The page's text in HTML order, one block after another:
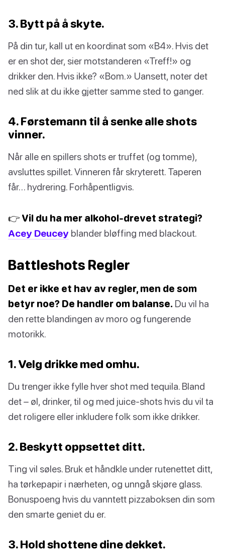
3. Bytt på å skyte.
På din tur, kall ut en koordinat som «B4». Hvis det
er en shot der, sier motstanderen «Treff!» og
drikker den. Hvis ikke? «Bom.» Uansett, noter det
ned slik at du ikke gjetter samme sted to ganger.
4. Førstemann til å senke alle shots
vinner.
Når alle en spillers shots er truffet (og tomme),
avsluttes spillet. Vinneren får skryterett. Taperen
får… hydrering. Forhåpentligvis.
👉 Vil du ha mer alkohol-drevet strategi?
Acey Deucey blander bløffing med blackout.
Battleshots Regler
Det er ikke et hav av regler, men de som
betyr noe? De handler om balanse. Du vil ha
den rette blandingen av moro og fungerende
motorikk.
1. Velg drikke med omhu.
Du trenger ikke fylle hver shot med tequila. Bland
det – øl, drinker, til og med juice-shots hvis du vil ta
det roligere eller inkludere folk som ikke drikker.
2. Beskytt oppsettet ditt.
Ting vil søles. Bruk et håndkle under rutenettet ditt,
ha tørkepapir i nærheten, og unngå skjøre glass.
Bonuspoeng hvis du vanntett pizzaboksen din som
den smarte geniet du er.
3. Hold shottene dine dekket.